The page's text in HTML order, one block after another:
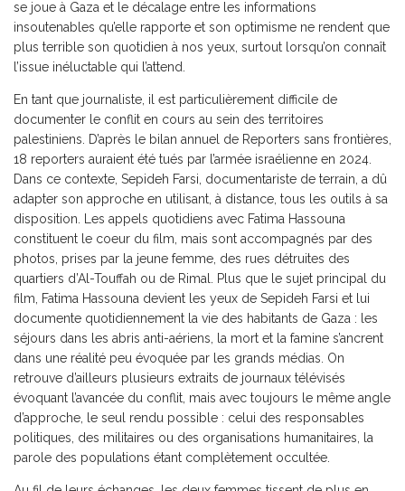
se joue à Gaza et le décalage entre les informations
insoutenables qu’elle rapporte et son optimisme ne rendent que
plus terrible son quotidien à nos yeux, surtout lorsqu’on connaît
l’issue inéluctable qui l’attend.
En tant que journaliste, il est particulièrement difficile de
documenter le conflit en cours au sein des territoires
palestiniens. D’après le bilan annuel de Reporters sans frontières,
18 reporters auraient été tués par l’armée israélienne en 2024.
Dans ce contexte, Sepideh Farsi, documentariste de terrain, a dû
adapter son approche en utilisant, à distance, tous les outils à sa
disposition. Les appels quotidiens avec Fatima Hassouna
constituent le coeur du film, mais sont accompagnés par des
photos, prises par la jeune femme, des rues détruites des
quartiers d’Al-Touffah ou de Rimal. Plus que le sujet principal du
film, Fatima Hassouna devient les yeux de Sepideh Farsi et lui
documente quotidiennement la vie des habitants de Gaza : les
séjours dans les abris anti-aériens, la mort et la famine s’ancrent
dans une réalité peu évoquée par les grands médias. On
retrouve d’ailleurs plusieurs extraits de journaux télévisés
évoquant l’avancée du conflit, mais avec toujours le même angle
d’approche, le seul rendu possible : celui des responsables
politiques, des militaires ou des organisations humanitaires, la
parole des populations étant complètement occultée.